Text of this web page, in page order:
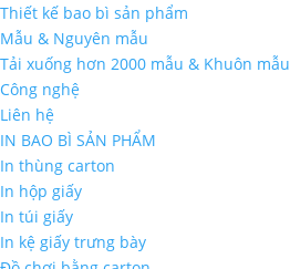
Thiết kế bao bì sản phẩm
Mẫu & Nguyên mẫu
Tải xuống hơn 2000 mẫu & Khuôn mẫu
Công nghệ
Liên hệ
IN BAO BÌ SẢN PHẨM
In thùng carton
In hộp giấy
In túi giấy
In kệ giấy trưng bày